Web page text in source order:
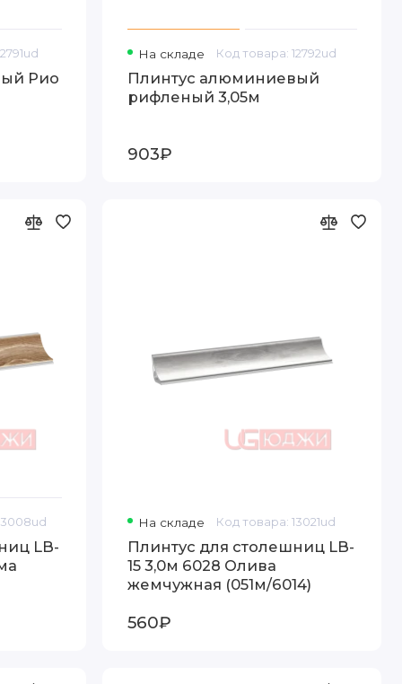
Рио
На складе Код товара: 12792ud
Плинтус алюминиевый
рифленый 3,05м
903₽
LB-
На складе Код товара: 13021ud
Плинтус для столешниц LB-
15 3,0м 6028 Олива
жемчужная (051м/6014)
560₽